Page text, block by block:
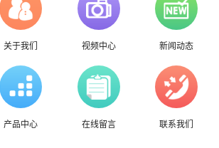
关于我们 视频中心 新闻动态
产品中心 在线留言 联系我们